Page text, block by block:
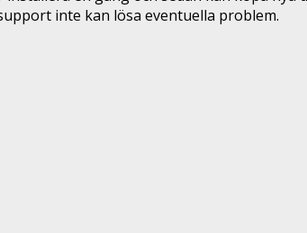
inte kan lösa eventuella problem.